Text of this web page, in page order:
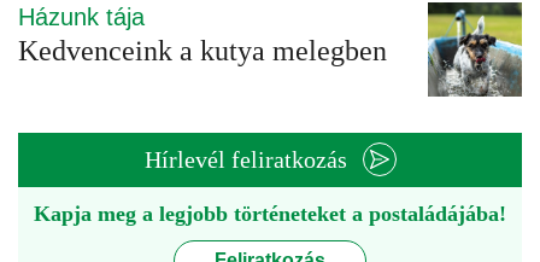
Házunk tája
Kedvenceink a kutya melegben
Hírlevél feliratkozás
Kapja meg a legjobb történeteket a postaládájába!